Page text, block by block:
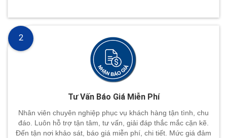
Tư Vấn Báo Giá Miễn Phí
Nhân viên chuyên nghiệp phục vụ khách hàng tận tình, chu
đáo. Luôn hỗ trợ tận tâm, tư vấn, giải đáp thắc mắc cặn kẽ.
Đến tận nơi khảo sát, báo giá miễn phí, chi tiết. Mức giá đảm
2